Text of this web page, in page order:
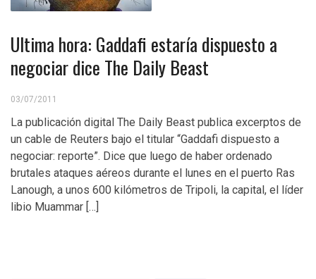
Ultima hora: Gaddafi estaría dispuesto a
negociar dice The Daily Beast
03/07/2011
La publicación digital The Daily Beast publica excerptos de
un cable de Reuters bajo el titular “Gaddafi dispuesto a
negociar: reporte”. Dice que luego de haber ordenado
brutales ataques aéreos durante el lunes en el puerto Ras
Lanough, a unos 600 kilómetros de Tripoli, la capital, el líder
libio Muammar […]